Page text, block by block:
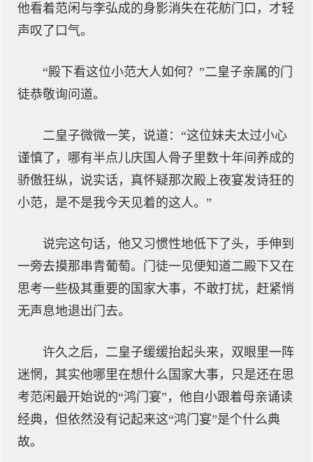
他看着范闲与李弘成的身影消失在花舫门口，才轻
声叹了口气。
“殿下看这位小范大人如何？”二皇子亲属的门
徒恭敬询问道。
二皇子微微一笑，说道：“这位妹夫太过小心
谨慎了，哪有半点儿庆国人骨子里数十年间养成的
骄傲狂纵，说实话，真怀疑那次殿上夜宴发诗狂的
小范，是不是我今天见着的这人。”
说完这句话，他又习惯性地低下了头，手伸到
一旁去摸那串青葡萄。门徒一见便知道二殿下又在
思考一些极其重要的国家大事，不敢打扰，赶紧悄
无声息地退出门去。
许久之后，二皇子缓缓抬起头来，双眼里一阵
迷惘，其实他哪里在想什么国家大事，只是还在思
考范闲最开始说的“鸿门宴”，他自小跟着母亲诵读
经典，但依然没有记起来这“鸿门宴”是个什么典
故。